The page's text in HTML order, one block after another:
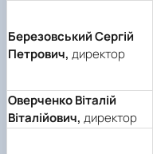
Березовський Сергій
Петрович, директор
Оверченко Віталій
Віталійович, директор